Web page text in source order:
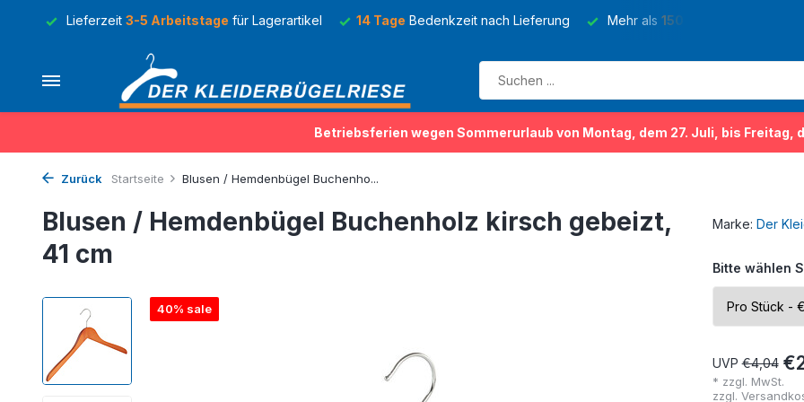
Lieferzeit 3-5 Arbeitstage für Lagerartikel 14 Tage Bedenkzeit nach Lieferung Mehr als 150 Sorten
Betriebsferien wegen Sommerurlaub von Montag, dem 27. Juli, bis Freitag,
Zurück Startseite Blusen / Hemdenbügel Buchenho...
Blusen / Hemdenbügel Buchenholz kirsch gebeizt,
41 cm
40% sale
Marke: Der
Bitte wählen
UVP€4,04
* zzgl. MwSt.
zzgl.